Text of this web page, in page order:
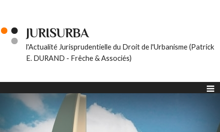
JURISURBA
l'Actualité Jurisprudentielle du Droit de l'Urbanisme (Patrick
E. DURAND - Frêche & Associés)